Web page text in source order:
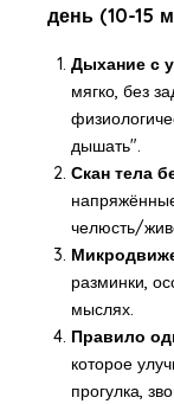
день (10-15
Дыхание с
мягко, без
дышать".
Скан тела
челюсть/
разминки,
мыслях.
Правило
которое
прогулка,